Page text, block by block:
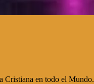
Cristiana en todo el Mundo.